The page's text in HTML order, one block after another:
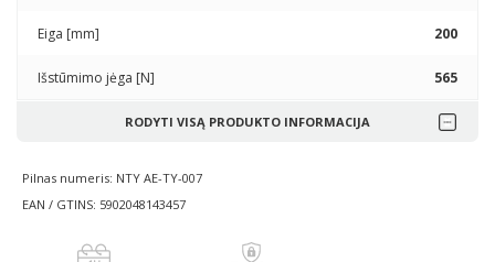
Eiga [mm] 200
Išstūmimo jėga [N] 565
RODYTI VISĄ PRODUKTO INFORMACIJA
Pilnas numeris: NTY AE-TY-007
EAN / GTINS: 5902048143457